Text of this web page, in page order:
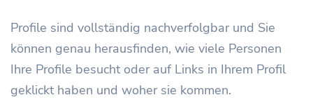
Profile sind vollständig nachverfolgbar und Sie
können genau herausfinden, wie viele Personen
Ihre Profile besucht oder auf Links in Ihrem Profil
geklickt haben und woher sie kommen.